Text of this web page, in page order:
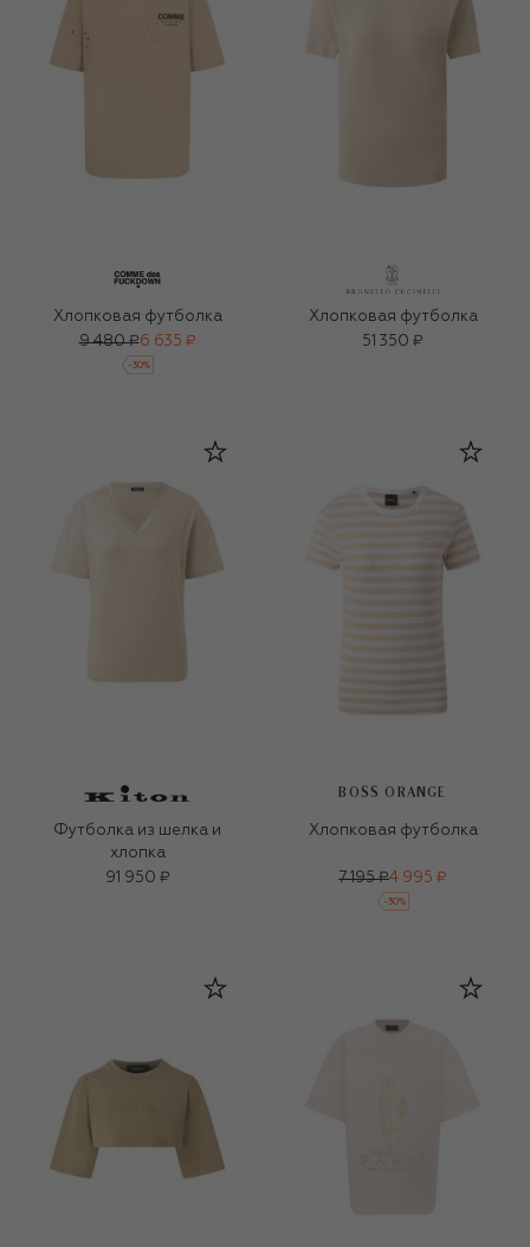
Хлопковая футболка
9 480 ₽6 635 ₽
-30%
Хлопковая футболка
51 350 ₽
Футболка из шелка и
хлопка
91 950 ₽
BOSS ORANGE
Хлопковая футболка
7 195 ₽4 995 ₽
-30%